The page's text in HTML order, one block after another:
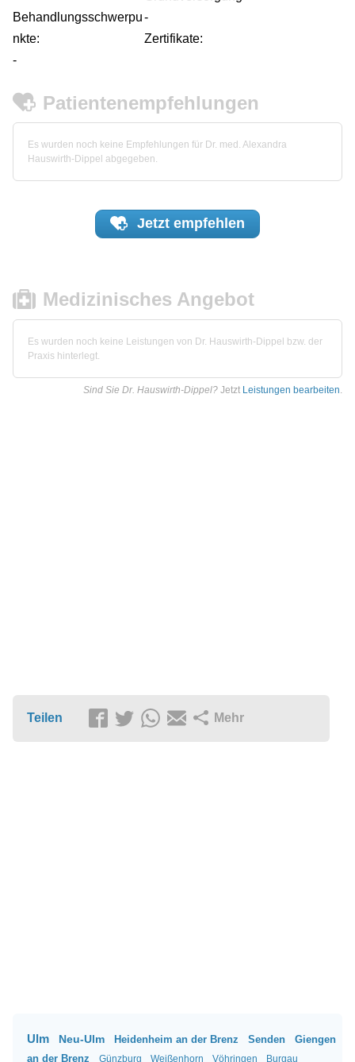
Behandlungsschwerpu
nkte:
-
Zertifikate:
-
Patientenempfehlungen
Es wurden noch keine Empfehlungen für Dr. med. Alexandra
Hauswirth-Dippel abgegeben.
Jetzt empfehlen
Medizinisches Angebot
Es wurden noch keine Leistungen von Dr. Hauswirth-Dippel bzw. der
Praxis hinterlegt.
Sind Sie Dr. Hauswirth-Dippel? Jetzt Leistungen bearbeiten.
Teilen Mehr
Ulm Neu-Ulm Heidenheim an der Brenz Senden
Giengen
an der Brenz
Günzburg Weißenhorn Vöhringen Burgau